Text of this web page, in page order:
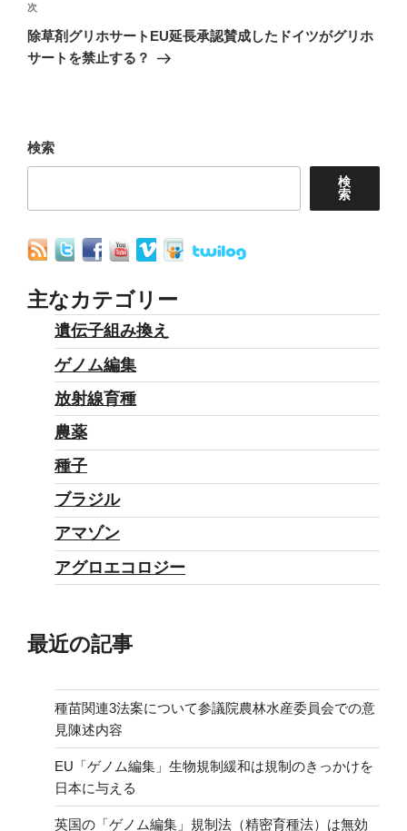
ゲ
ー
次
の
投
次
除草剤グリホサートEU延長承認賛成したドイツがグリホ
サートを禁止する？
検索
検
索
主なカテゴリー
遺伝子組み換え
ゲノム編集
放射線育種
農薬
種子
ブラジル
アマゾン
アグロエコロジー
最近の記事
種苗関連3法案について参議院農林水産委員会での意
見陳述内容
EU「ゲノム編集」生物規制緩和は規制のきっかけを
日本に与える
英国の「ゲノム編集」規制法（精密育種法）は無効